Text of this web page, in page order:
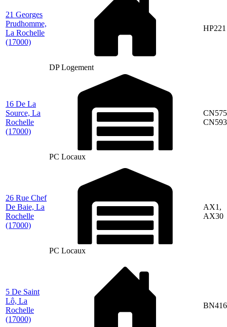
21 Georges
Prudhomme,
La Rochelle
(17000)
DP Logement
HP221
16 De La
Source, La
Rochelle
(17000)
PC Locaux
CN593
26 Rue Chef
De Baie, La
Rochelle
(17000)
PC Locaux
AX1,
AX30
5 De Saint
Lô, La
Rochelle
(17000)
BN416